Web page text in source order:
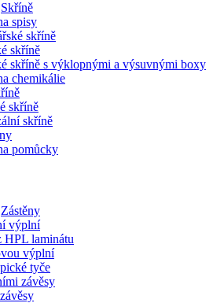
Skříně
spisy
skříně
skříně
skříně s výklopnými a výsuvnými boxy
chemikálie
skříně
skříně
pomůcky
Zástěny
výplní
HPL laminátu
výplní
tyče
závěsy